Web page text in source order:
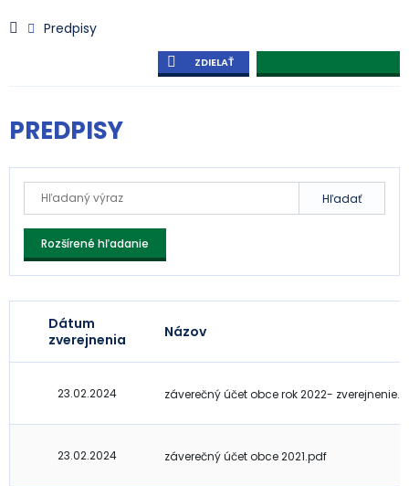
Predpisy
ZDIELAŤ
PREDPISY
Hľadať
Rozšírené hľadanie
Dátum
zverejnenia
Názov
23.02.2024 záverečný účet obce rok 2022-
23.02.2024 záverečný účet obce 2021.pdf